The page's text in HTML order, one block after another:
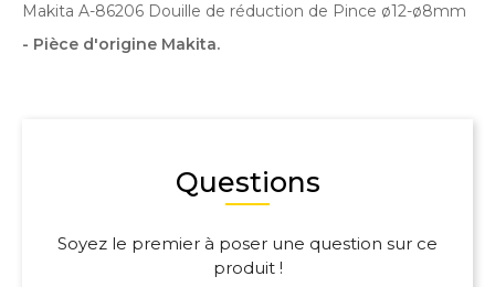
Makita A-86206 Douille de réduction de Pince ø12-ø8mm
- Pièce d'origine Makita.
Questions
Soyez le premier à poser une question sur ce
produit !